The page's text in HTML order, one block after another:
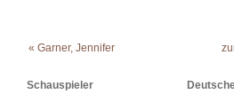
« Garner, Jennifer
Schauspieler